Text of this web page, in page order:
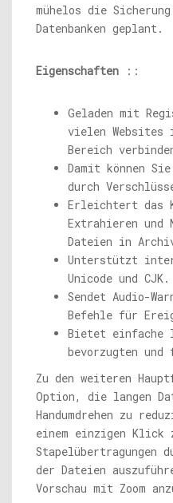
mühelos die
Datenbanken geplant.
Eigenschaften ::
Geladen mit
vielen Websites
Bereich
Damit können
durch
Erleichtert das
Extrahieren und
Dateien in
Unterstützt
Unicode und CJK.
Sendet Audio-
Befehle für
Bietet einfache
bevorzugten
Zu den weiteren
Option, die langen
Handumdrehen zu
einem einzigen Klick
Stapelübertragungen
der Dateien
Vorschau mit Zoom